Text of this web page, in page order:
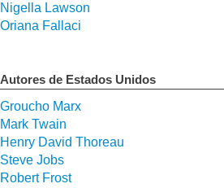
Nigella Lawson
Oriana Fallaci
Autores de Estados Unidos
Groucho Marx
Mark Twain
Henry David Thoreau
Steve Jobs
Robert Frost